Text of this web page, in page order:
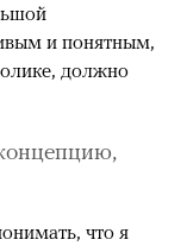
и понятным,
должно
что я